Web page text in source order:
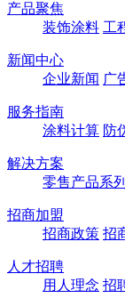
产品聚焦
装饰涂料 工
新闻中心
企业新闻 广
服务指南
涂料计算 防
解决方案
零售产品系列
招商加盟
招商政策 招
人才招聘
用人理念 招